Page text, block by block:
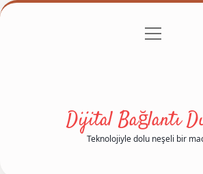
Gizlilik Politikası
menüyü
Dijital Bağlantı
Teknolojiyle dolu neşeli bir